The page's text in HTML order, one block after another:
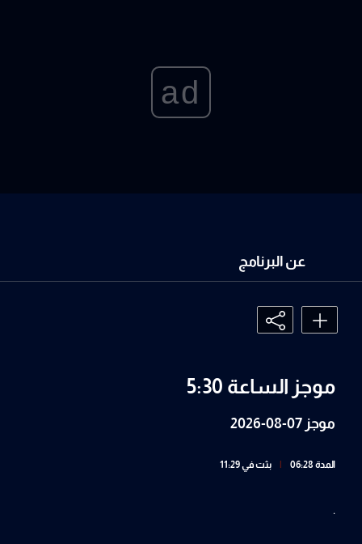
ad
عن البرنامج
موجز الساعة 5:30
موجز 07-08-2026
المدة 06:28 بثت في 11:29
.